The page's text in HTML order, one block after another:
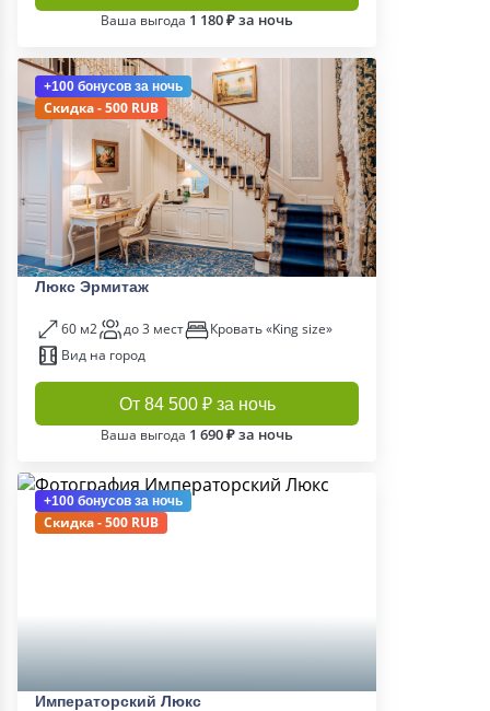
Ваша выгода 1 180 ₽ за ночь
+100 бонусов за ночь
Скидка - 500 RUB
Люкс Эрмитаж
60 м2 до 3 мест
Кровать «King size»
Вид на город
От 84 500 ₽ за ночь
Ваша выгода 1 690 ₽ за ночь
+100 бонусов за ночь
Скидка - 500 RUB
Императорский Люкс